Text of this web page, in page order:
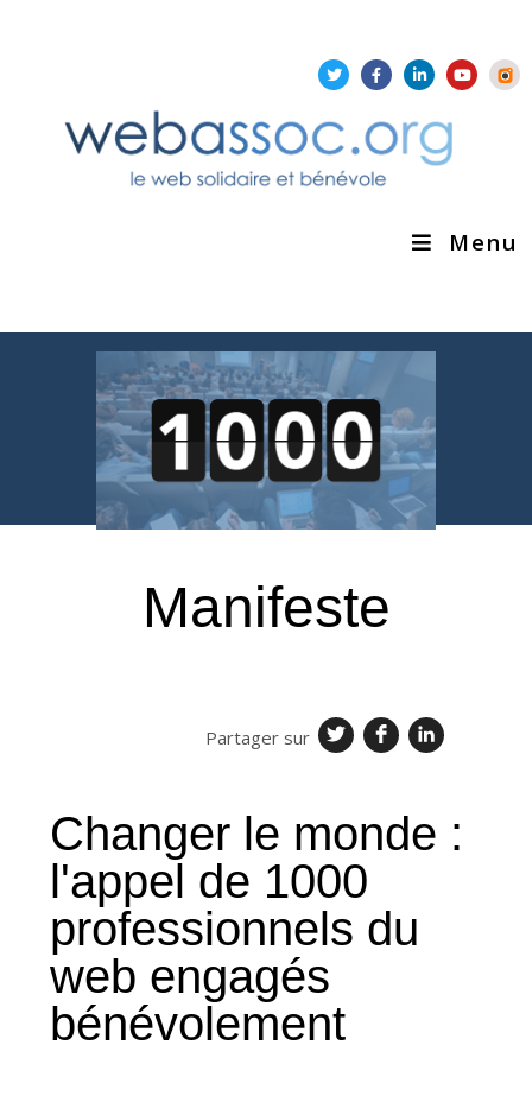
Menu
Manifeste
Changer le monde :
l'appel de 1000
professionnels du
web engagés
bénévolement